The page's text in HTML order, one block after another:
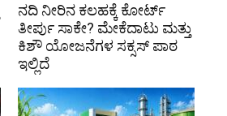
ನದಿ ನೀರಿನ ಕಲಹಕ್ಕೆ ಕೋರ್ಟ್
ತೀರ್ಪು ಸಾಕೇ? ಮೇಕೆದಾಟು ಮತ್ತು
ಕಿಶೌ ಯೋಜನೆಗಳ ಸಕ್ಸಸ್ ಪಾಠ
ಇಲ್ಲಿದೆ